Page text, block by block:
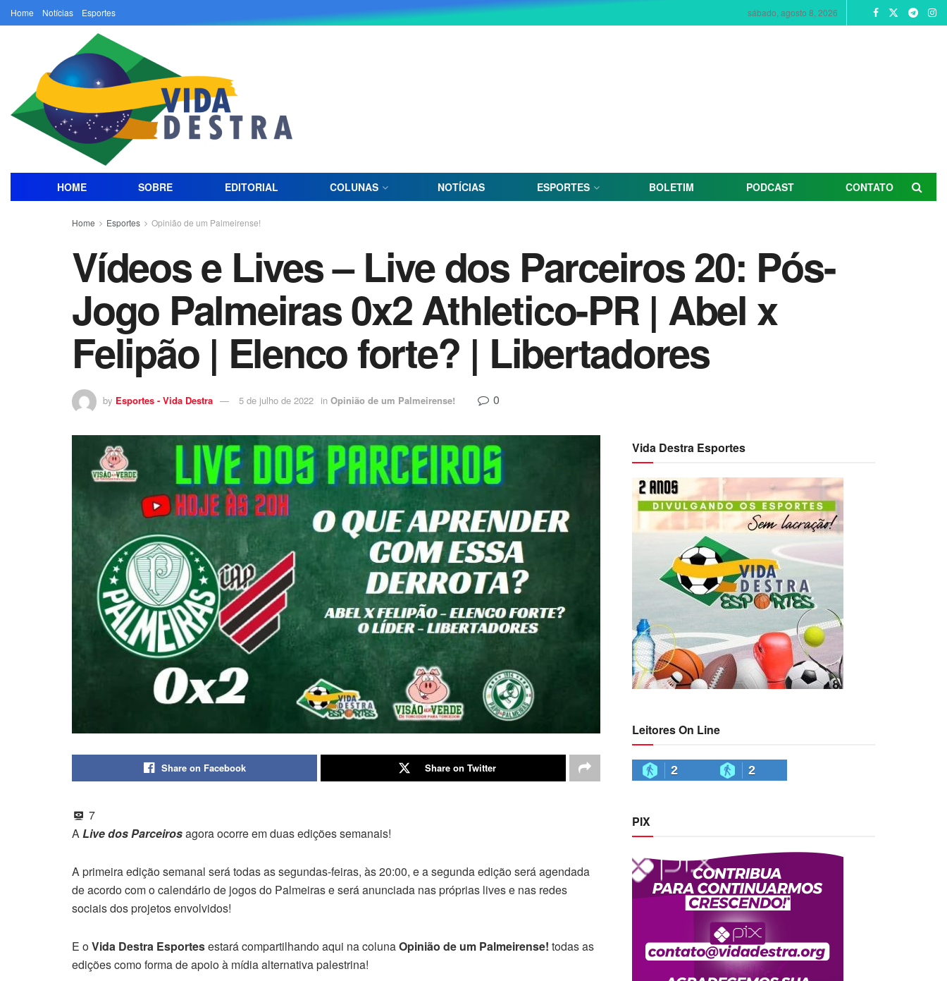
Home Notícias Esportes sábado, agosto 8, 2026
HOME SOBRE EDITORIAL COLUNAS NOTÍCIAS ESPORTES BOLETIM PODCAST CONTATO
Home Esportes Opinião de um Palmeirense!
Vídeos e Lives – Live dos Parceiros 20: Pós-
Jogo Palmeiras 0x2 Athletico-PR | Abel x
Felipão | Elenco forte? | Libertadores
by Esportes - Vida Destra 5 de julho de 2022 in Opinião de um Palmeirense! 0
Share on Facebook Share on Twitter
7
ALive dos Parceirosagora ocorre em duas edições semanais!
A primeira edição semanal será todas as segundas-feiras, às 20:00, e a segunda edição será agendada
de acordo com o calendário de jogos do Palmeiras e será anunciada nas próprias lives e nas redes
sociais dos projetos envolvidos!
E oVida Destra Esportesestará compartilhando aqui na colunaOpinião de um Palmeirense! todas as
edições como forma de apoio à mídia alternativa palestrina!
Vida Destra Esportes
Leitores On Line
2 2
PIX